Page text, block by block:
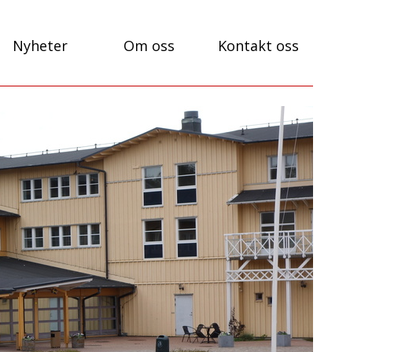
Nyheter Om oss Kontakt oss